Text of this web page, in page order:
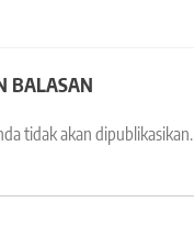
BALASAN
tidak akan dipublikasikan.